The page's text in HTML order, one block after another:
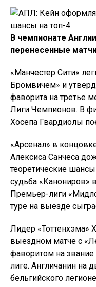
В чемпионате
перенесенные
«Манчестер Сити»
Бромвичем» и
фаворита на третье
Лиги Чемпионов. В
Хосепа Гвардиолы
«Арсенал» в
Алексиса Санчеса
теоретические
судьба «Канониров»
Премьер-лиги
туре на выезде
Лидер «Тоттенхэма»
выездном матче с
фаворитом на
лиге. Англичанин на
бельгийского